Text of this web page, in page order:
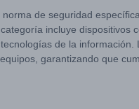
norma de seguridad
incluye dispositivos
de la
garantizando que